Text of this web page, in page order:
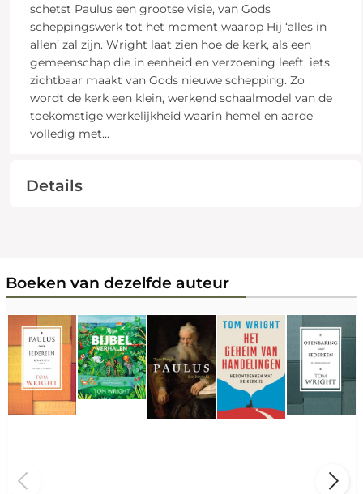
schetst Paulus een grootse visie, van Gods
scheppingswerk tot het moment waarop Hij ‘alles in
allen’ zal zijn. Wright laat zien hoe de kerk, als een
gemeenschap die in eenheid en verzoening leeft, iets
zichtbaar maakt van Gods nieuwe schepping. Zo
wordt de kerk een klein, werkend schaalmodel van de
toekomstige werkelijkheid waarin hemel en aarde
volledig met...
Details
Boeken van dezelfde auteur